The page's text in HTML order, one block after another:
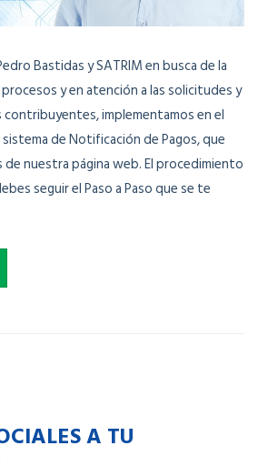
Bastidas y SATRIM en busca de la
y en atención a las solicitudes y
implementamos en el
de Notificación de Pagos, que
nuestra página web. El procedimiento
seguir el Paso a Paso que se te
A TU